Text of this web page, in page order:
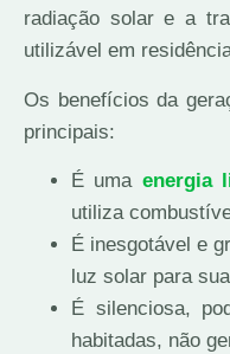
radiação solar e a
utilizável em
Os benefícios da
principais:
É uma energia
utiliza
É inesgotável e
luz solar para
É silenciosa,
habitadas, não